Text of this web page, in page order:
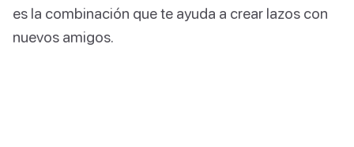
es la combinación que te ayuda a crear lazos con
nuevos amigos.